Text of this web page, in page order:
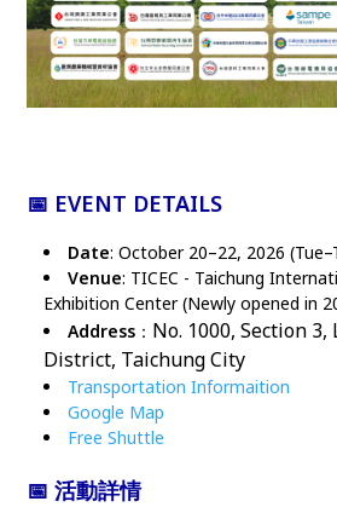
📅 EVENT DETAILS
Date: October 20–22, 2026
Venue: TICEC - Taichung
Exhibition Center (Newly opened in
Address ： No. 1000, Section
District, Taichung City
Transportation Informaition
Google Map
Free Shuttle
📅 活動詳情